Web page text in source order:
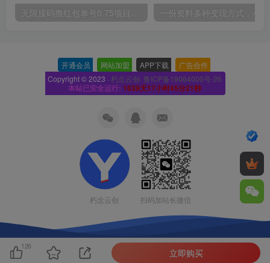
无限接码撸红包单号0.75项目无偿分享给你【揭秘】
开通会员 网站加盟 APP下载 广告合作
Copyright © 2023 · 朽念云创· 鲁ICP备19064000号-26
本站已安全运行: 1639天17小时45分22秒
朽念云创 扫码加站长微信
126
立即购买